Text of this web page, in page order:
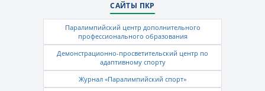
САЙТЫ ПКР
Паралимпийский центр дополнительного
профессионального образования
Демонстрационно-просветительский центр по
адаптивному спорту
Журнал «Паралимпийский спорт»